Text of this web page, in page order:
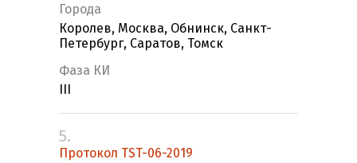
Города
Королев, Москва, Обнинск, Санкт-
Петербург, Саратов, Томск
Фаза КИ
5.
Протокол TST-06-2019